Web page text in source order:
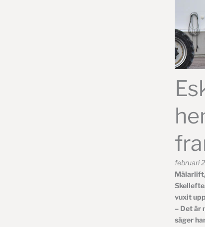
februari
vuxit
– Det är
säger